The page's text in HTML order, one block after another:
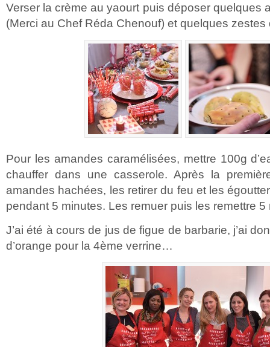
Verser la crème au yaourt puis déposer quelques
(Merci au Chef Réda Chenouf) et quelques zestes
Pour les amandes caramélisées, mettre 100g
chauffer dans une casserole. Après la
amandes hachées, les retirer du feu et les
pendant 5 minutes. Les remuer puis les remettre 5
J’ai été à cours de jus de figue de barbarie, j’ai
d’orange pour la 4ème verrine…